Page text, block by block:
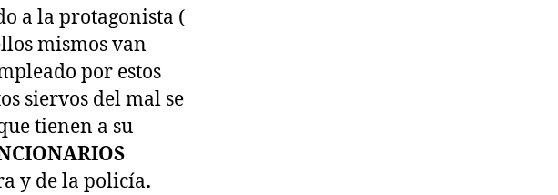
a la protagonista (
mismos van
por estos
siervos del mal se
tienen a su
y de la policía.